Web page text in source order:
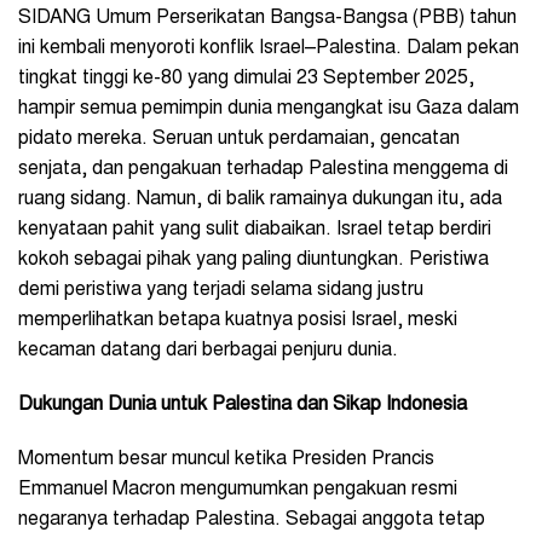
SIDANG Umum Perserikatan Bangsa-Bangsa (PBB) tahun
ini kembali menyoroti konflik Israel–Palestina. Dalam pekan
tingkat tinggi ke-80 yang dimulai 23 September 2025,
hampir semua pemimpin dunia mengangkat isu Gaza dalam
pidato mereka. Seruan untuk perdamaian, gencatan
senjata, dan pengakuan terhadap Palestina menggema di
ruang sidang. Namun, di balik ramainya dukungan itu, ada
kenyataan pahit yang sulit diabaikan. Israel tetap berdiri
kokoh sebagai pihak yang paling diuntungkan. Peristiwa
demi peristiwa yang terjadi selama sidang justru
memperlihatkan betapa kuatnya posisi Israel, meski
kecaman datang dari berbagai penjuru dunia.
Dukungan Dunia untuk Palestina dan Sikap Indonesia
Momentum besar muncul ketika Presiden Prancis
Emmanuel Macron mengumumkan pengakuan resmi
negaranya terhadap Palestina. Sebagai anggota tetap